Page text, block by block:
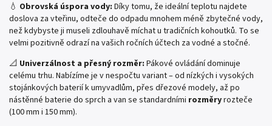
💧 Obrovská úspora vody: Díky tomu, že ideální teplotu najdete
doslova za vteřinu, odteče do odpadu mnohem méně zbytečné vody,
než kdybyste ji museli zdlouhavě míchat u tradičních kohoutků. To se
velmi pozitivně odrazí na vašich ročních účtech za vodné a stočné.
📐 Univerzálnost a přesný rozměr: Pákové ovládání dominuje
celému trhu. Nabízíme je v nespočtu variant – od nízkých i vysokých
stojánkových baterií k umyvadlům, přes dřezové modely, až po
nástěnné baterie do sprch a van se standardními rozměryrozteče
(100 mm i 150 mm).